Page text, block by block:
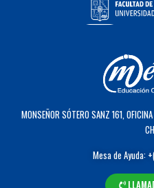
MONSEÑOR SÓTERO SANZ 161,
Mesa de Ayuda: